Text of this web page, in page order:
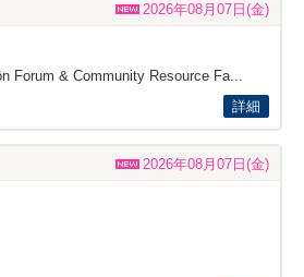
2026年08月07日(金)
Forum & Community Resource Fa...
詳細
2026年08月07日(金)